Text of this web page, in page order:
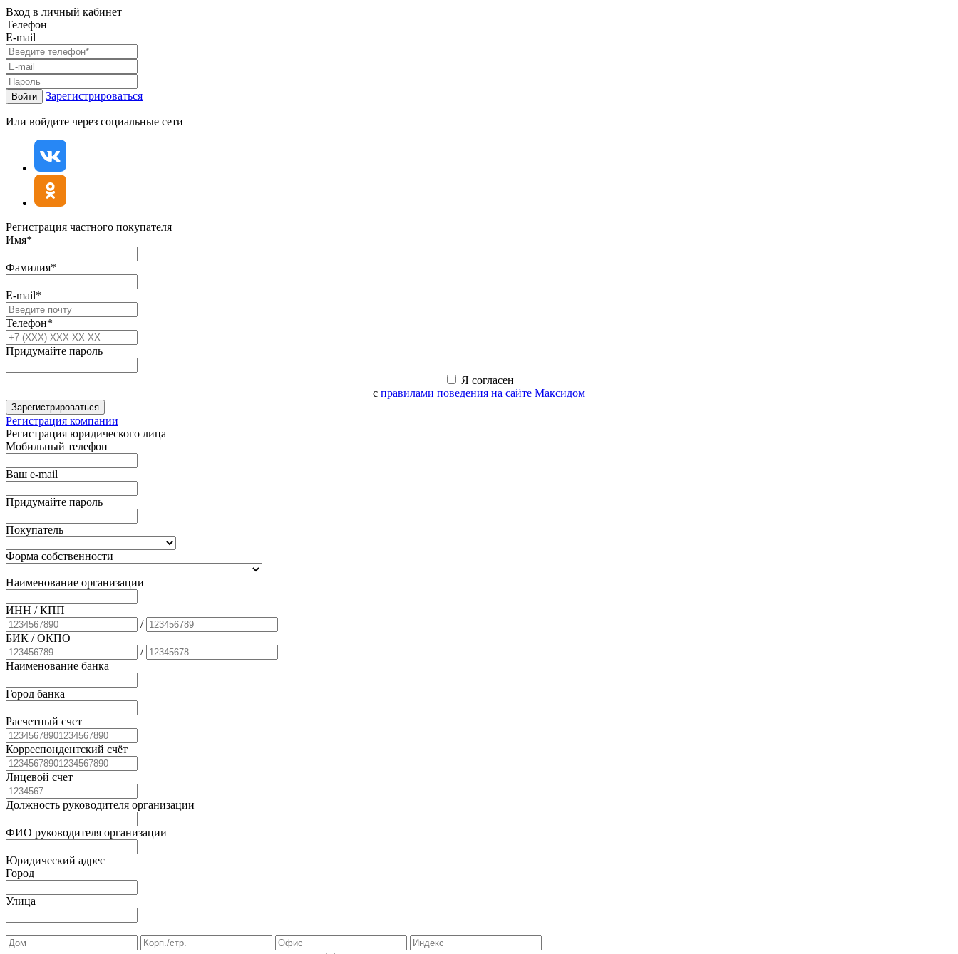
Вход в личный кабинет
Телефон
E-mail
Войти Зарегистрироваться
Или войдите через социальные сети
Регистрация частного покупателя
Имя*
Фамилия*
E-mail*
Телефон*
Придумайте пароль
Я согласен
с правилами поведения на сайте Максидом
Зарегистрироваться
Регистрация компании
Регистрация юридического лица
Мобильный телефон
Ваш e-mail
Придумайте пароль
Покупатель
Форма собственности
Наименование организации
ИНН / КПП
/
БИК / ОКПО
/
Наименование банка
Город банка
Расчетный счет
Корреспондентский счёт
Лицевой счет
Должность руководителя организации
ФИО руководителя организации
Юридический адрес
Город
Улица